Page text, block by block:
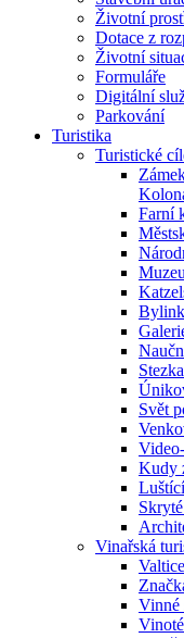
Životní
Dotace z
Životní
Formuláře
Digitální
Parkování
Turistika
Turistické
Farní
Svět
Kudy
Vinařská
Vinné